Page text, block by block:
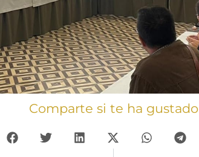
Comparte si te ha gustado